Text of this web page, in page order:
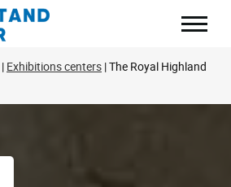
Exhibitions centers The Royal Highland